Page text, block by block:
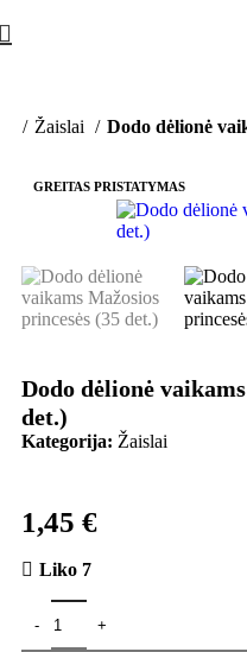
Žaislai Dodo dėlionė
GREITAS PRISTATYMAS
Dodo dėlionė
det.)
Kategorija: Žaislai
1,45 €
Liko 7